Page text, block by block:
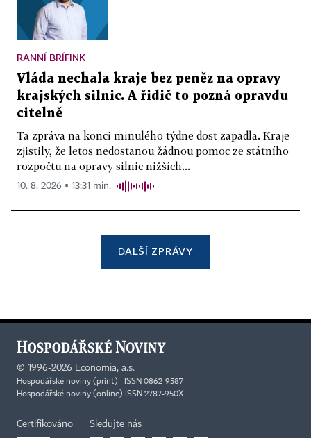
RANNÍ BRÍFINK
Vláda nechala kraje bez peněz na opravy
krajských silnic. A řidič to pozná opravdu
citelně
Ta zpráva na konci minulého týdne dost zapadla. Kraje
zjistily, že letos nedostanou žádnou pomoc ze státního
rozpočtu na opravy silnic nižších...
10. 8. 2026 ▪ 13:31 min.
DALŠÍ ZPRÁVY
© 1996-2026 Economia, a.s.
Hospodářské noviny (print) ISSN 0862-9587
Hospodářské noviny (online) ISSN 2787-950X
Certifikováno Sledujte nás